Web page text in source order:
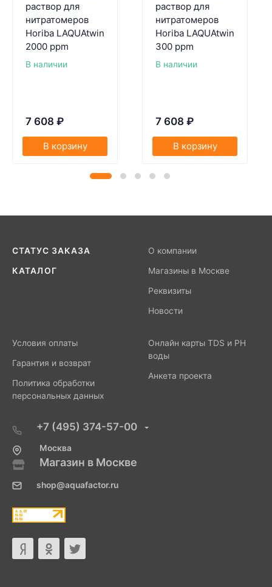
раствор для
нитратомеров
Horiba LAQUAtwin
2000 ppm
В наличии
7 608 ₽
В корзину
раствор для
нитратомеров
Horiba LAQUAtwin
300 ppm
В наличии
7 608 ₽
В корзину
СТАТУС ЗАКАЗА
КАТАЛОГ
О компании
Магазины в Москве
Реквизиты
Новости
Условия оплаты
Гарантия и возврат
Политика обработки
персональных данных
Онлайн карты TDS и PH
воды
Анкета проекта
+7 (495) 374-57-00
Москва
Магазин в Москве
shop@aquafactor.ru